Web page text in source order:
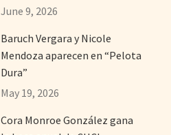
June 9, 2026
Baruch Vergara y Nicole
Mendoza aparecen en “Pelota
Dura”
May 19, 2026
Cora Monroe González gana